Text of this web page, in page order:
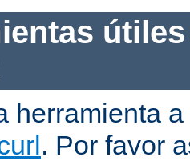
herramienta
. Por favor